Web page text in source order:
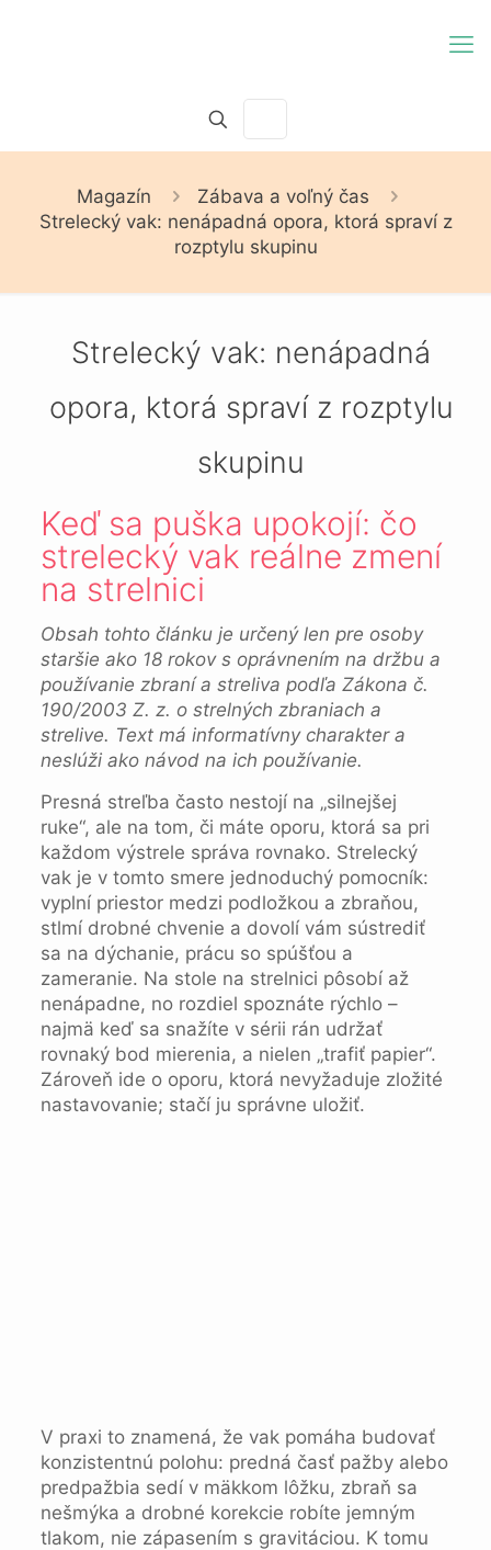
Magazín
Zábava a voľný čas
Strelecký vak: nenápadná opora, ktorá spraví z
rozptylu skupinu
Strelecký vak: nenápadná
opora, ktorá spraví z rozptylu
skupinu
Keď sa puška upokojí: čo
strelecký vak reálne zmení
na strelnici
Obsah tohto článku je určený len pre osoby
staršie ako 18 rokov s oprávnením na držbu a
používanie zbraní a streliva podľa Zákona č.
190/2003 Z. z. o strelných zbraniach a
strelive. Text má informatívny charakter a
neslúži ako návod na ich používanie.
Presná streľba často nestojí na „silnejšej
ruke“, ale na tom, či máte oporu, ktorá sa pri
každom výstrele správa rovnako. Strelecký
vak je v tomto smere jednoduchý pomocník:
vyplní priestor medzi podložkou a zbraňou,
stlmí drobné chvenie a dovolí vám sústrediť
sa na dýchanie, prácu so spúšťou a
zameranie. Na stole na strelnici pôsobí až
nenápadne, no rozdiel spoznáte rýchlo –
najmä keď sa snažíte v sérii rán udržať
rovnaký bod mierenia, a nielen „trafiť papier“.
Zároveň ide o oporu, ktorá nevyžaduje zložité
nastavovanie; stačí ju správne uložiť.
V praxi to znamená, že vak pomáha budovať
konzistentnú polohu: predná časť pažby alebo
predpažbia sedí v mäkkom lôžku, zbraň sa
nešmýka a drobné korekcie robíte jemným
tlakom, nie zápasením s gravitáciou. K tomu